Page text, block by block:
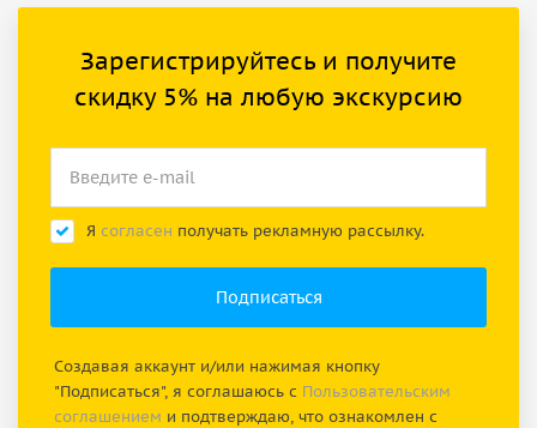
Зарегистрируйтесь и получите
скидку 5% на любую экскурсию
Я согласен получать рекламную рассылку.
Создавая аккаунт и/или нажимая кнопку
"Подписаться", я соглашаюсь с Пользовательским
соглашением и подтверждаю, что ознакомлен с